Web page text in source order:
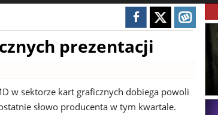
prezentacji
w sektorze kart graficznych dobiega powoli
słowo producenta w tym kwartale.